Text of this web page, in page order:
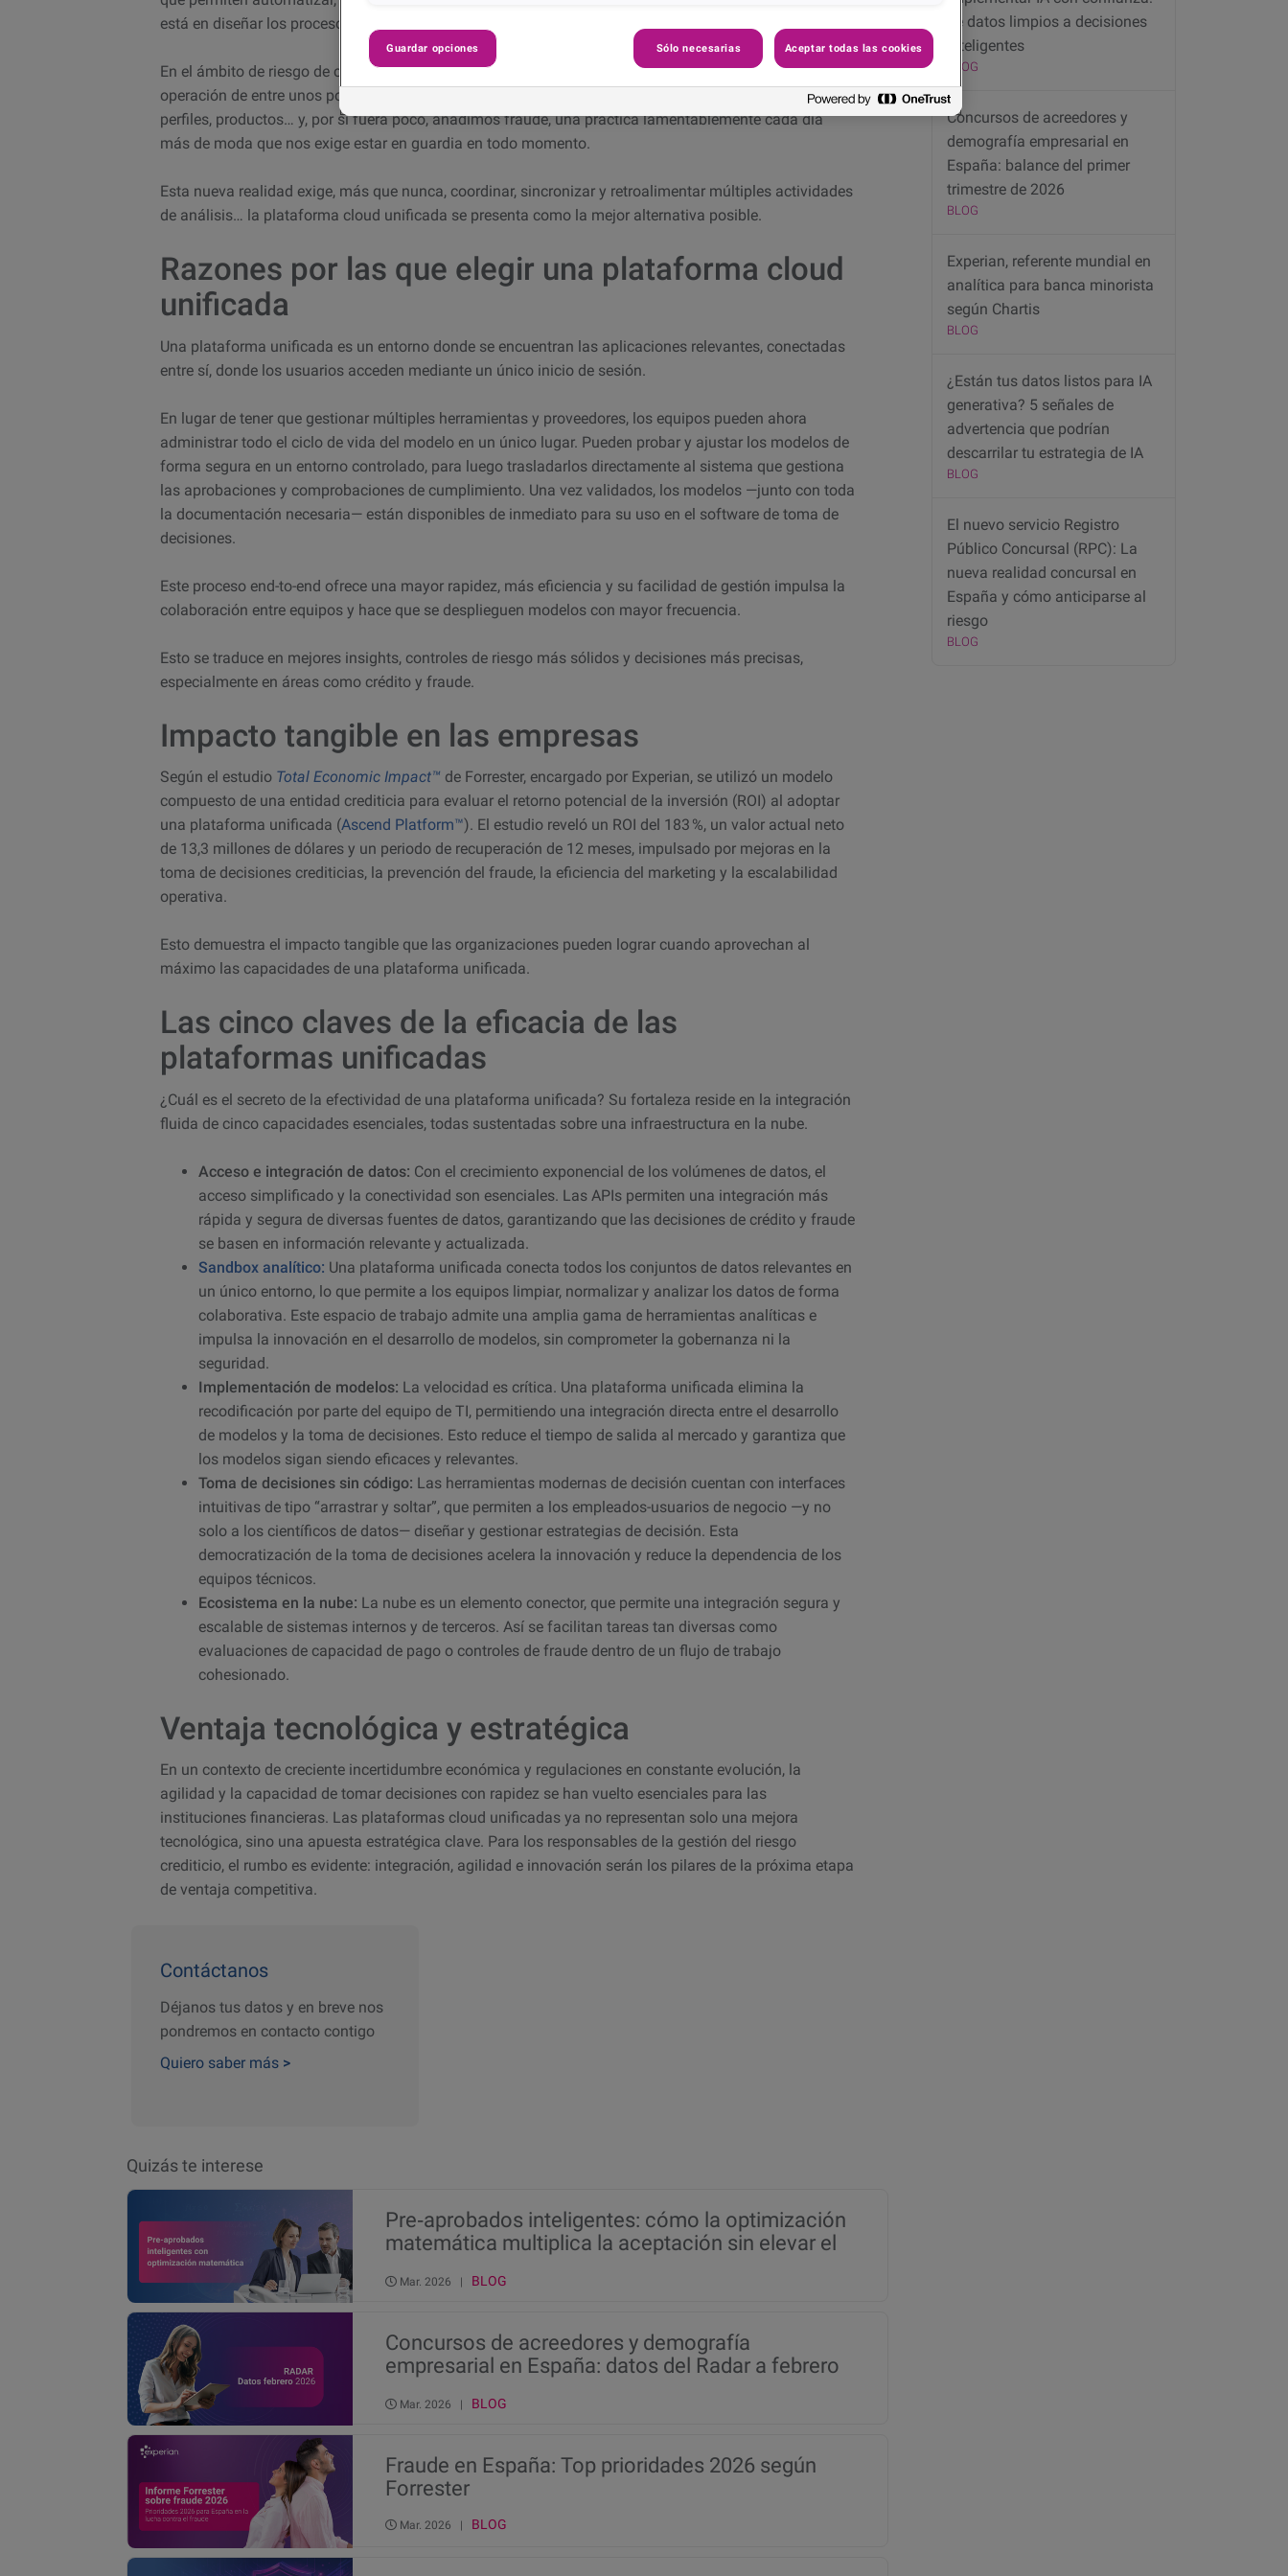
está en diseñar los procesos y seleccionar la tecnología apropiada para actualizarse.
En el ámbito de riesgo de crédito, Experian España
donde antes nos centrábamos en el análisis de una
operación de entre unos pocos productos disponibles, hoy nos enfrentamos a diversos canales,
perfiles, productos… y, por si fuera poco, añadimos fraude, una práctica lamentablemente cada día
más de moda que nos exige estar en guardia en todo momento.
Esta nueva realidad exige, más que nunca, coordinar, sincronizar y retroalimentar múltiples actividades
de análisis… la plataforma cloud unificada se presenta como la mejor alternativa posible.
Razones por las que elegir una plataforma cloud
unificada
Una plataforma unificada es un entorno donde se encuentran las aplicaciones relevantes, conectadas
entre sí, donde los usuarios acceden mediante un único inicio de sesión.
En lugar de tener que gestionar múltiples herramientas y proveedores, los equipos pueden ahora
administrar todo el ciclo de vida del modelo en un único lugar. Pueden probar y ajustar los modelos de
forma segura en un entorno controlado, para luego trasladarlos directamente al sistema que gestiona
las aprobaciones y comprobaciones de cumplimiento. Una vez validados, los modelos —junto con toda
la documentación necesaria— están disponibles de inmediato para su uso en el software de toma de
decisiones.
Este proceso end-to-end ofrece una mayor rapidez, más eficiencia y su facilidad de gestión impulsa la
colaboración entre equipos y hace que se desplieguen modelos con mayor frecuencia.
Esto se traduce en mejores insights, controles de riesgo más sólidos y decisiones más precisas,
especialmente en áreas como crédito y fraude.
Impacto tangible en las empresas
Según el estudio Total Economic Impact™ de Forrester, encargado por Experian, se utilizó un modelo
compuesto de una entidad crediticia para evaluar el retorno potencial de la inversión (ROI) al adoptar
una plataforma unificada (Ascend Platform™). El estudio reveló un ROI del 183 %, un valor actual neto
de 13,3 millones de dólares y un periodo de recuperación de 12 meses, impulsado por mejoras en la
toma de decisiones crediticias, la prevención del fraude, la eficiencia del marketing y la escalabilidad
operativa.
Esto demuestra el impacto tangible que las organizaciones pueden lograr cuando aprovechan al
máximo las capacidades de una plataforma unificada.
Las cinco claves de la eficacia de las
plataformas unificadas
¿Cuál es el secreto de la efectividad de una plataforma unificada? Su fortaleza reside en la integración
fluida de cinco capacidades esenciales, todas sustentadas sobre una infraestructura en la nube.
Acceso e integración de datos: Con el crecimiento exponencial de los volúmenes de datos, el
acceso simplificado y la conectividad son esenciales. Las APIs permiten una integración más
rápida y segura de diversas fuentes de datos, garantizando que las decisiones de crédito y fraude
se basen en información relevante y actualizada.
Sandbox analítico: Una plataforma unificada conecta todos los conjuntos de datos relevantes en
un único entorno, lo que permite a los equipos limpiar, normalizar y analizar los datos de forma
colaborativa. Este espacio de trabajo admite una amplia gama de herramientas analíticas e
impulsa la innovación en el desarrollo de modelos, sin comprometer la gobernanza ni la
seguridad.
Implementación de modelos: La velocidad es crítica. Una plataforma unificada elimina la
recodificación por parte del equipo de TI, permitiendo una integración directa entre el desarrollo
de modelos y la toma de decisiones. Esto reduce el tiempo de salida al mercado y garantiza que
los modelos sigan siendo eficaces y relevantes.
Toma de decisiones sin código: Las herramientas modernas de decisión cuentan con interfaces
intuitivas de tipo “arrastrar y soltar”, que permiten a los empleados-usuarios de negocio —y no
solo a los científicos de datos— diseñar y gestionar estrategias de decisión. Esta
democratización de la toma de decisiones acelera la innovación y reduce la dependencia de los
equipos técnicos.
Ecosistema en la nube: La nube es un elemento conector, que permite una integración segura y
escalable de sistemas internos y de terceros. Así se facilitan tareas tan diversas como
evaluaciones de capacidad de pago o controles de fraude dentro de un flujo de trabajo
cohesionado.
Ventaja tecnológica y estratégica
En un contexto de creciente incertidumbre económica y regulaciones en constante evolución, la
agilidad y la capacidad de tomar decisiones con rapidez se han vuelto esenciales para las
instituciones financieras. Las plataformas cloud unificadas ya no representan solo una mejora
tecnológica, sino una apuesta estratégica clave. Para los responsables de la gestión del riesgo
crediticio, el rumbo es evidente: integración, agilidad e innovación serán los pilares de la próxima etapa
de ventaja competitiva.
Contáctanos
Déjanos tus datos y en breve nos
pondremos en contacto contigo
Quiero saber más >
Quizás te interese
Pre‑aprobados inteligentes: cómo la optimización
matemática multiplica la aceptación sin elevar el
Mar. 2026 | BLOG
Concursos de acreedores y demografía
empresarial en España: datos del Radar a febrero
Mar. 2026 | BLOG
Fraude en España: Top prioridades 2026 según
Forrester
Mar. 2026 | BLOG
de datos limpios a decisiones
inteligentes
BLOG
Concursos de acreedores y
demografía empresarial en
España: balance del primer
trimestre de 2026
BLOG
Experian, referente mundial en
analítica para banca minorista
según Chartis
BLOG
¿Están tus datos listos para IA
generativa? 5 señales de
advertencia que podrían
descarrilar tu estrategia de IA
BLOG
El nuevo servicio Registro
Público Concursal (RPC): La
nueva realidad concursal en
España y cómo anticiparse al
riesgo
BLOG
Guardar opciones Sólo necesarias Aceptar todas las cookies